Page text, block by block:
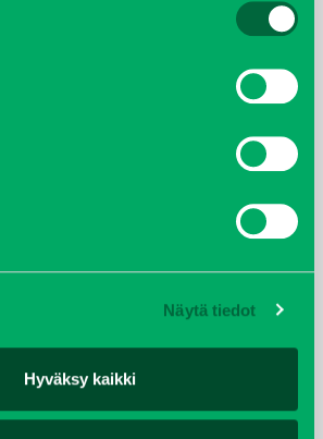
Näytä tiedot
Hyväksy kaikki